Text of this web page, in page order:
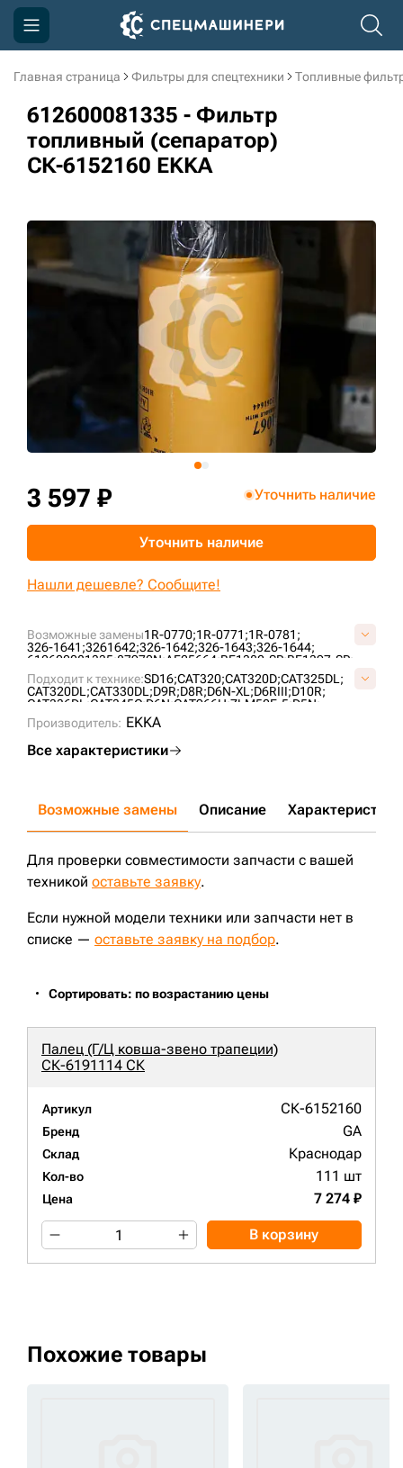
Главная страница Фильтры для спецтехники Топливные
612600081335 - Фильтр
топливный (сепаратор)
СК-6152160 EKKA
Возможные замены1R-0770;1R-0771;1R-0781;
326-1641;3261642;326-1642;326-1643;326-1644;
612600081335;87970N;AF25664;BF1382-SP;BF1397-SP;
CA1127448;
CU29004;EK1067;FS19995;fs20007;
LAF8777; P228498;P550626;P550900;P614476;PA3822;
SC90014;SK3322;SN55437;SN55441;ST20770;ST22119;
Подходит к технике:SD16;CAT320;CAT320D;CAT325DL;
CAT320DL;CAT330DL;D9R;D8R;D6N-XL;D6RIII;D10R;
CAT336DL;CAT345C;D6N;CAT966H;ZLM50E-5;D5N;
ZL50CN;
CAT966G;
CAT938G-II;
Производитель: EKKA
Все характеристики
3 597 ₽ Уточнить наличие
Уточнить наличие
Нашли дешевле? Сообщите!
Возможные замены Описание Характеристики
Для проверки совместимости запчасти с вашей
техникой оставьте заявку.
Если нужной модели техники или запчасти нет в
списке — оставьте заявку на подбор.
Сортировать: по возрастанию цены
Палец (Г/Ц ковша-звено трапеции)
СК-6191114 СК
Артикул СК-6152160
Бренд GA
Склад Краснодар
Кол-во 111 шт
Цена 7 274 ₽
В корзину
Похожие товары
Компания
Акции
Доставка и оплата
Контакты
3D тур по производству
3D тур по складам
sksale@skdst.ru
+7 (499) 394-50-93